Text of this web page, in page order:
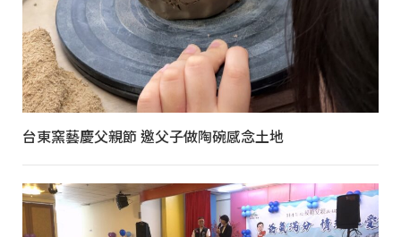
台東窯藝慶父親節 邀父子做陶碗感念土地